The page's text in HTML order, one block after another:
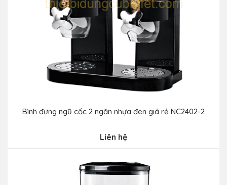
Bình đựng ngũ cốc 2 ngăn nhựa đen giá rẻ NC2402-2
Liên hệ